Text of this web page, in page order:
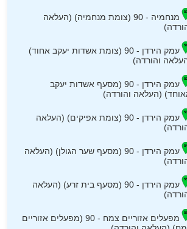
מנחמיה - 90 (צומת מנחמיה) (העלאה
עמק הירדן - 90 (צומת אשדות יעקב אחוד)
והורדה)
עמק הירדן - 90 (מסעף אשדות יעקב
(העלאה והורדה)
עמק הירדן - 90 (צומת אפיקים) (העלאה
עמק הירדן - 90 (מסעף שער הגולן) (העלאה
עמק הירדן - 90 (מסעף בית זרע) (העלאה
מפעלים אזוריים צמח - 90 (מפעלים אזוריים